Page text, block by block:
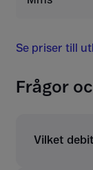
Se priser till
Frågor
Vilket